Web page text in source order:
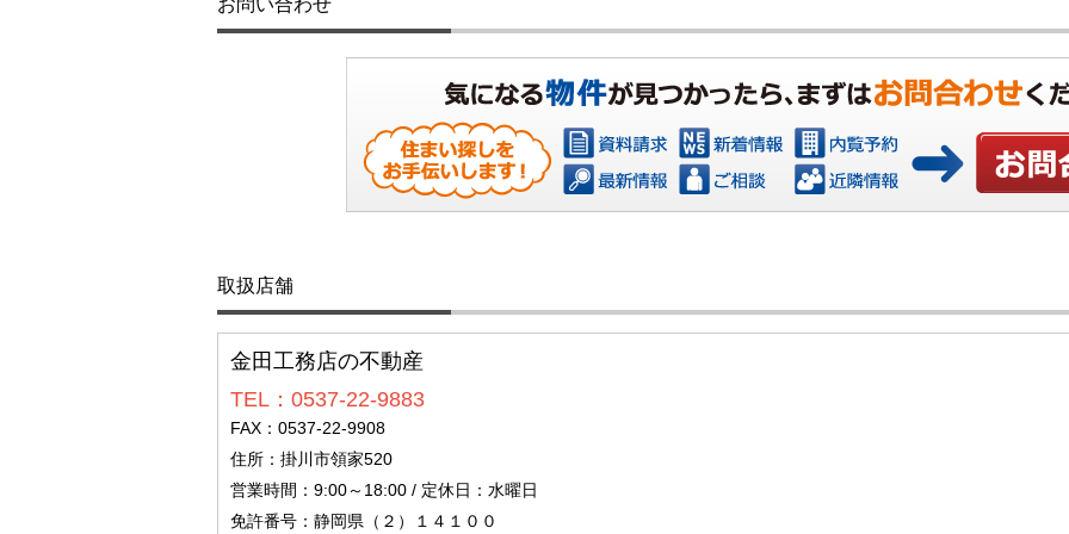
お問い合わせ
取扱店舗
金田工務店の不動産
TEL：0537-22-9883
FAX：0537-22-9908
住所：掛川市領家520
営業時間：9:00～18:00 / 定休日：水曜日
免許番号：静岡県（２）１４１００